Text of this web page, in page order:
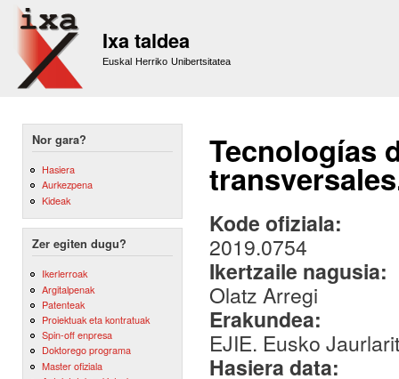
Ixa taldea
Euskal Herriko Unibertsitatea
Nor gara?
Hasiera
Aurkezpena
Kideak
Zer egiten dugu?
Ikerlerroak
Argitalpenak
Patenteak
Proiektuak eta kontratuak
Spin-off enpresa
Doktorego programa
Master ofiziala
Tecnologías
Kode ofiziala:
2019.0754
Ikertzaile nagusia:
Olatz Arregi
Erakundea:
EJIE. Eusko
Hasiera data: